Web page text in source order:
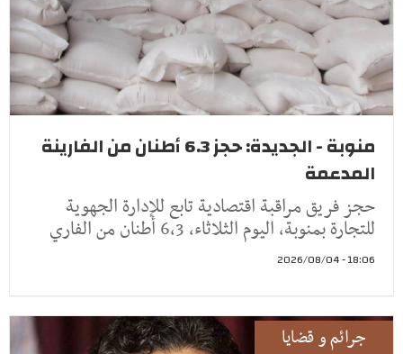
منوبة - الجديدة: حجز 6.3 أطنان من الفارينة
المدعمة
حجز فريق مراقبة اقتصادية تابع للإدارة الجهوية
للتجارة بمنوبة، اليوم الثلاثاء، 6,3 أطنان من الفاري
18:06 - 2026/08/04
جرائم و قضايا